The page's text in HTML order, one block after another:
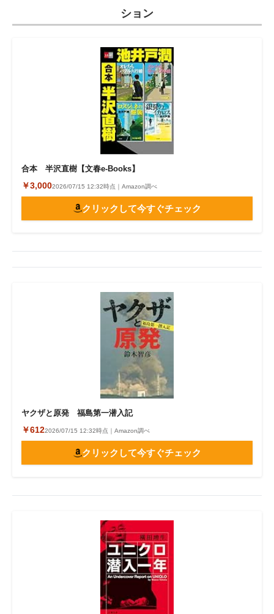
ション
合本 半沢直樹【文春e-Books】
￥3,0002026/07/15 12:32時点｜Amazon調べ
クリックして今すぐチェック
ヤクザと原発 福島第一潜入記
￥6122026/07/15 12:32時点｜Amazon調べ
クリックして今すぐチェック